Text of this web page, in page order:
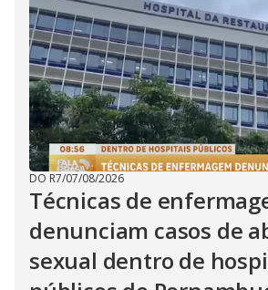
DO R7/07/08/2026
Técnicas de
denunciam casos de
sexual dentro de